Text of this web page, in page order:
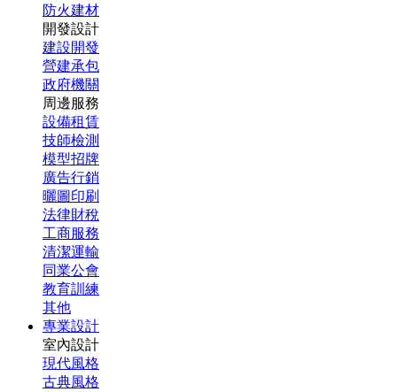
防火建材
開發設計
建設開發
營建承包
政府機關
周邊服務
設備租賃
技師檢測
模型招牌
廣告行銷
曬圖印刷
法律財稅
工商服務
清潔運輸
同業公會
教育訓練
其他
專業設計
室內設計
現代風格
古典風格